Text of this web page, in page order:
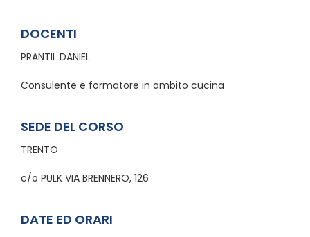
DOCENTI
PRANTIL DANIEL
Consulente e formatore in ambito cucina
SEDE DEL CORSO
TRENTO
c/o PULK VIA BRENNERO, 126
DATE ED ORARI